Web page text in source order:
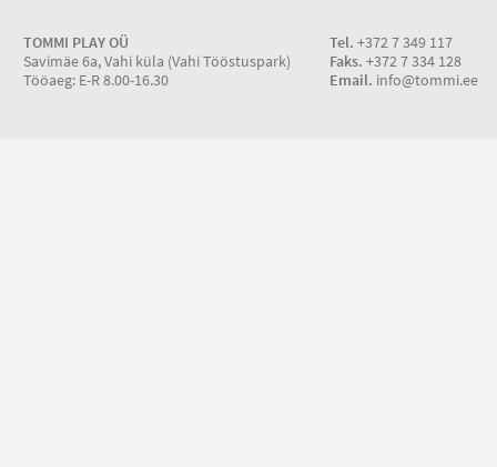
TOMMI PLAY OÜ
Savimäe 6a, Vahi küla (Vahi Tööstuspark)
Tööaeg: E-R 8.00-16.30
Tel. +372 7 349 117
Faks. +372 7 334 128
Email. info@tommi.ee